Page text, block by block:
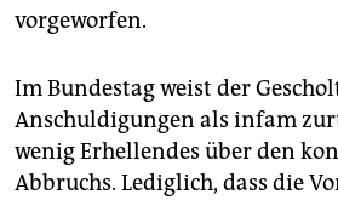
vorgeworfen.
Im Bundestag weist der
Anschuldigungen als infam
wenig Erhellendes über den
Abbruchs. Lediglich, dass die